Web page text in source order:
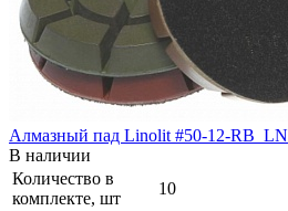
Алмазный пад Linolit #50-12-RB_LN
В наличии
Количество в
комплекте, шт
10